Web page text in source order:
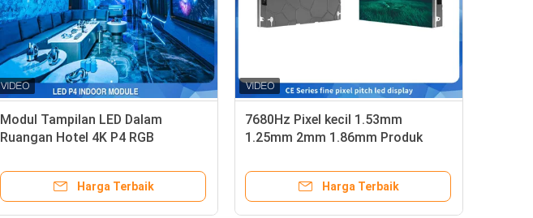
Modul Tampilan LED Dalam
Ruangan Hotel 4K P4 RGB
Harga Terbaik
7680Hz Pixel kecil 1.53mm
1.25mm 2mm 1.86mm Produk
Wall Fine Pitch 4K Indoor
Harga Terbaik